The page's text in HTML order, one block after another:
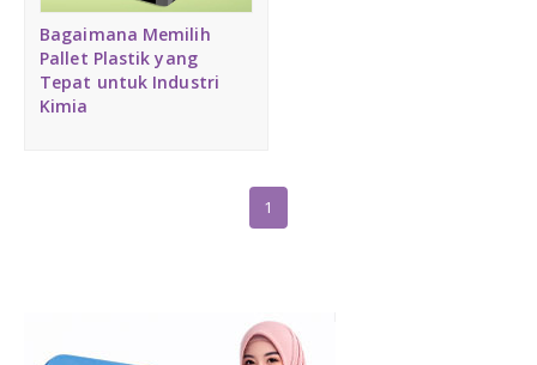
Heavy Duty
PALLET KAYU
Bagaimana Memilih
Pallet Plastik yang
Tepat untuk Industri
Kimia
1